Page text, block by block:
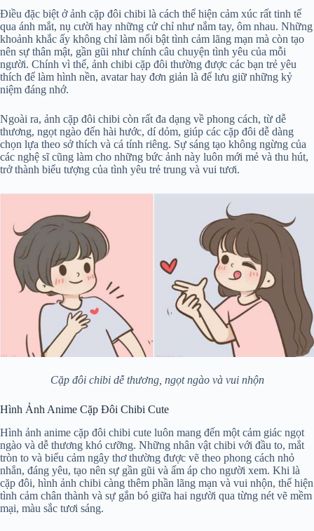
Điều đặc biệt ở ảnh cặp đôi chibi là cách thể hiện cảm xúc rất tinh tế
qua ánh mắt, nụ cười hay những cử chỉ như nắm tay, ôm nhau. Những
khoảnh khắc ấy không chỉ làm nổi bật tình cảm lãng mạn mà còn tạo
nên sự thân mật, gần gũi như chính câu chuyện tình yêu của mỗi
người. Chính vì thế, ảnh chibi cặp đôi thường được các bạn trẻ yêu
thích để làm hình nền, avatar hay đơn giản là để lưu giữ những kỷ
niệm đáng nhớ.
Ngoài ra, ảnh cặp đôi chibi còn rất đa dạng về phong cách, từ dễ
thương, ngọt ngào đến hài hước, dí dỏm, giúp các cặp đôi dễ dàng
chọn lựa theo sở thích và cá tính riêng. Sự sáng tạo không ngừng của
các nghệ sĩ cũng làm cho những bức ảnh này luôn mới mẻ và thu hút,
trở thành biểu tượng của tình yêu trẻ trung và vui tươi.
Cặp đôi chibi dễ thương, ngọt ngào và vui nhộn
Hình Ảnh Anime Cặp Đôi Chibi Cute
Hình ảnh anime cặp đôi chibi cute luôn mang đến một cảm giác ngọt
ngào và dễ thương khó cưỡng. Những nhân vật chibi với đầu to, mắt
tròn to và biểu cảm ngây thơ thường được vẽ theo phong cách nhỏ
nhắn, đáng yêu, tạo nên sự gần gũi và ấm áp cho người xem. Khi là
cặp đôi, hình ảnh chibi càng thêm phần lãng mạn và vui nhộn, thể hiện
tình cảm chân thành và sự gắn bó giữa hai người qua từng nét vẽ mềm
mại, màu sắc tươi sáng.